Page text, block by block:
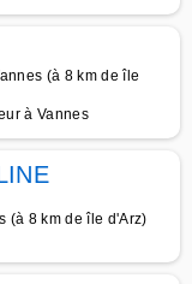
(à 8 km de île
à Vannes
(à 8 km de île d'Arz)